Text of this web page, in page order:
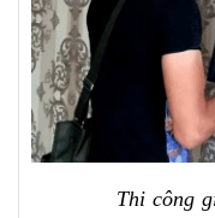
Thi công